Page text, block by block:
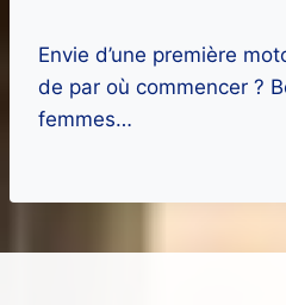
Envie d’une première
de par où commencer ?
femmes…